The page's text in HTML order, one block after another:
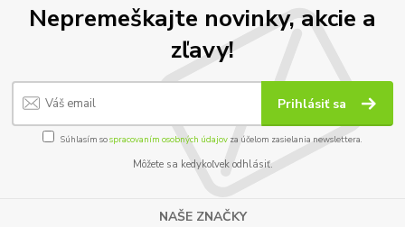
Nepremeškajte novinky, akcie a
zľavy!
Prihlásiť sa
Súhlasím sospracovaním osobných údajov za účelom zasielania newslettera.
Môžete sa kedykoľvek odhlásiť.
NAŠE ZNAČKY